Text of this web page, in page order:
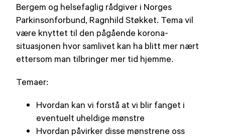
Bergem og helsefaglig rådgiver i Norges
Parkinsonforbund, Ragnhild Støkket. Tema vil
være knyttet til den pågående korona-
situasjonen hvor samlivet kan ha blitt mer nært
ettersom man tilbringer mer tid hjemme.
Temaer:
Hvordan kan vi forstå at vi blir fanget i
eventuelt uheldige mønstre
Hvordan påvirker disse mønstrene oss